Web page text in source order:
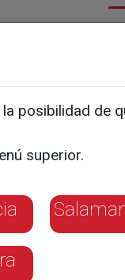
posibilidad de
superior.